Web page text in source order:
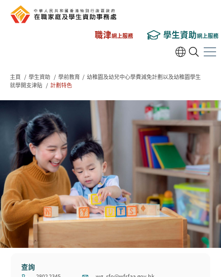
職津網上服務 學生資助網上服務
主頁 / 學生資助 / 學前教育 / 幼稚園及幼兒中心學費減免計劃以及幼稚園學生
就學開支津貼 / 計劃特色
查詢